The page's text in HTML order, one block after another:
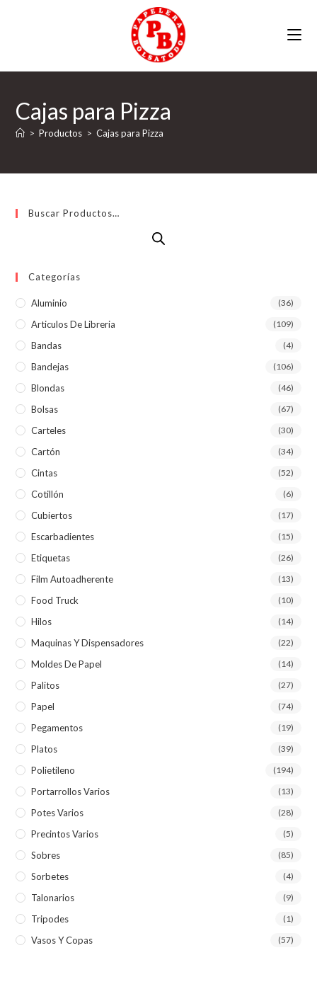
Cajas para Pizza
> Productos > Cajas para Pizza
Buscar Productos…
Categorías
Aluminio (36)
Articulos De Libreria (109)
Bandas (4)
Bandejas (106)
Blondas (46)
Bolsas (67)
Carteles (30)
Cartón (34)
Cintas (52)
Cotillón (6)
Cubiertos (17)
Escarbadientes (15)
Etiquetas (26)
Film Autoadherente (13)
Food Truck (10)
Hilos (14)
Maquinas Y Dispensadores (22)
Moldes De Papel (14)
Palitos (27)
Papel (74)
Pegamentos (19)
Platos (39)
Polietileno (194)
Portarrollos Varios (13)
Potes Varios (28)
Precintos Varios (5)
Sobres (85)
Sorbetes (4)
Talonarios (9)
Tripodes (1)
Vasos Y Copas (57)